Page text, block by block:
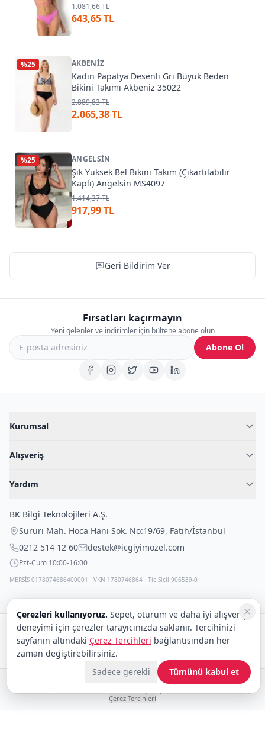
1.081,66 TL
643,65 TL
%25 AKBENIZ
Kadın Papatya Desenli Gri Büyük Beden
Bikini Takımı Akbeniz 35022
2.889,83 TL
2.065,38 TL
%25 ANGELSIN
Şık Yüksek Bel Bikini Takım (Çıkartılabilir
Kaplı) Angelsin MS4097
1.414,37 TL
917,99 TL
Geri Bildirim Ver
Fırsatları kaçırmayın
Yeni gelenler ve indirimler için bültene abone olun
Abone Ol
Kurumsal
Blog
İç Giyim Rehberi
Alışveriş
Fantazi İç Giyim
Çocuk İç Giyim
Outlet Fırsatları
Yardım
İade Politikası
Gizli Paketleme
BK Bilgi Teknolojileri A.Ş.
Sururi Mah. Hoca Hanı Sok. No:19/69, Fatih/İstanbul
0212 514 12 60
destek@icgiyimozel.com
Pzt-Cum 10:00-16:00
MERSİS 0178074686400001 · VKN 1780746864 · Tic.Sicil 906539-0
Güvenli alışveriş:
Kargo:
© 2008–2026 BK Bilgi Teknolojileri ve Ticaret A.Ş.
Çerez Tercihleri
Çerezleri kullanıyoruz. Sepet, oturum ve daha iyi alışveriş
deneyimi için çerezler tarayıcınızda saklanır. Tercihinizi
sayfanın altındaki Çerez Tercihleri bağlantısından her
zaman değiştirebilirsiniz.
Sadece gerekli
Tümünü kabul et